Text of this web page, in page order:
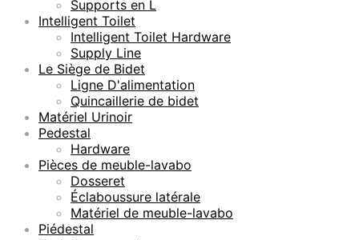
Supports en L
Intelligent Toilet
Intelligent Toilet Hardware
Supply Line
Le Siège de Bidet
Ligne D'alimentation
Quincaillerie de bidet
Matériel Urinoir
Pedestal
Hardware
Pièces de meuble-lavabo
Dosseret
Éclaboussure latérale
Matériel de meuble-lavabo
Piédestal